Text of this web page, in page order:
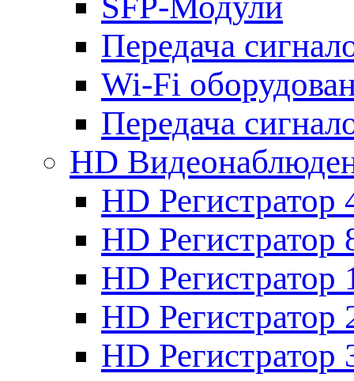
Передача
Wi-Fi
Передача
HD
HD Регистратор
HD Регистратор
HD Регистратор
HD Регистратор
HD Регистратор